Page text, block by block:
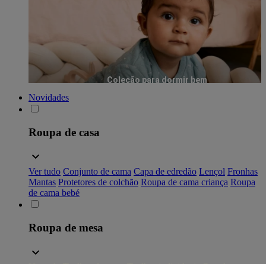
Coleção para dormir bem
Novidades
Roupa de casa
Ver tudo Conjunto de cama Capa de edredão Lençol Fronhas
Mantas Protetores de colchão Roupa de cama criança Roupa
de cama bebé
Roupa de mesa